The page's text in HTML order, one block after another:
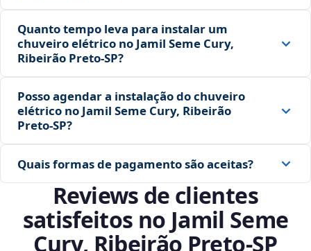
Quanto tempo leva para instalar um
chuveiro elétrico no Jamil Seme Cury,
Ribeirão Preto‑SP?
Posso agendar a instalação do chuveiro
elétrico no Jamil Seme Cury, Ribeirão
Preto‑SP?
Quais formas de pagamento são aceitas?
Reviews de clientes
satisfeitos no Jamil Seme
Cury, Ribeirão Preto‑SP